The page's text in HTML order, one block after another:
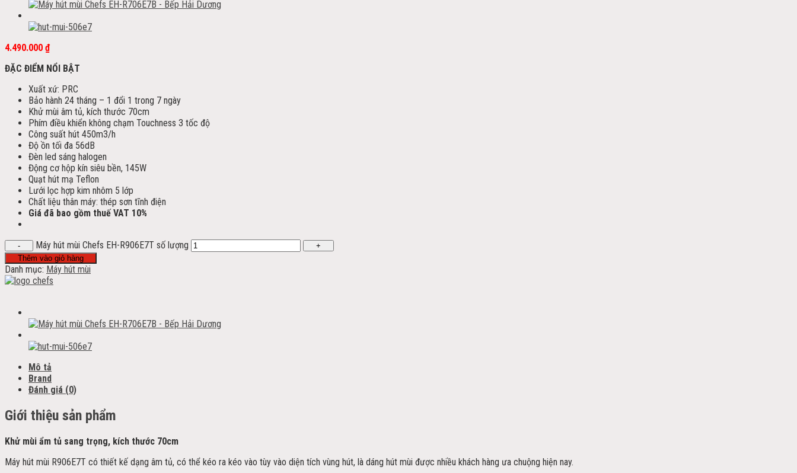
4.490.000 ₫
ĐẶC ĐIỂM NỔI BẬT
Xuất xứ: PRC
Bảo hành 24 tháng – 1 đổi 1 trong 7 ngày
Khử mùi âm tủ, kích thước 70cm
Phím điều khiển không chạm Touchness 3 tốc độ
Công suất hút 450m3/h
Độ ồn tối đa 56dB
Đèn led sáng halogen
Động cơ hộp kín siêu bền, 145W
Quạt hút mạ Teflon
Lưới lọc hợp kim nhôm 5 lớp
Chất liệu thân máy: thép sơn tĩnh điện
Giá đã bao gồm thuế VAT 10%
Máy hút mùi Chefs EH-R906E7T số lượng
Thêm vào giỏ hàng
Danh mục: Máy hút mùi
Mô tả
Brand
Đánh giá (0)
Giới thiệu sản phẩm
Khử mùi ẩm tủ sang trọng, kích thước 70cm
Máy hút mùi R906E7T có thiết kế dạng âm tủ, có thể kéo ra kéo vào tùy vào diện tích vùng hút, là dáng hút mùi được nhiều khách hàng ưa chuộng hiện nay.